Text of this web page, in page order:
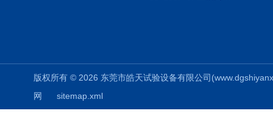
版权所有 © 2026 东莞市皓天试验设备有限公司
网
sitemap.xml